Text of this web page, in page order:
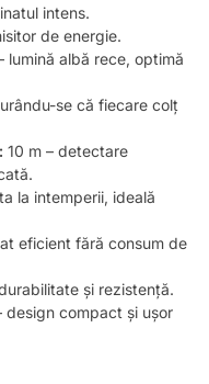
intens.
de energie.
lumină albă rece, optimă
se că fiecare colț
10 m – detectare
la intemperii, ideală
eficient fără consum de
și rezistență.
design compact și ușor